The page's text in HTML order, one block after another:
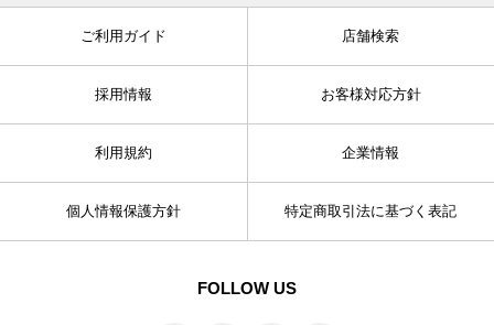
ご利用ガイド 店舗検索
採用情報 お客様対応方針
利用規約 企業情報
個人情報保護方針 特定商取引法に基づく表記
FOLLOW US